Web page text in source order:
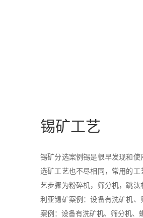
锡矿工艺
锡矿分选案例锡是很早发现和
选矿工艺也不尽相同，常用的
艺步骤为粉碎机，筛分机，跳
利亚锡矿案例：设备有洗矿机
案例：设备有洗矿机、筛分机、